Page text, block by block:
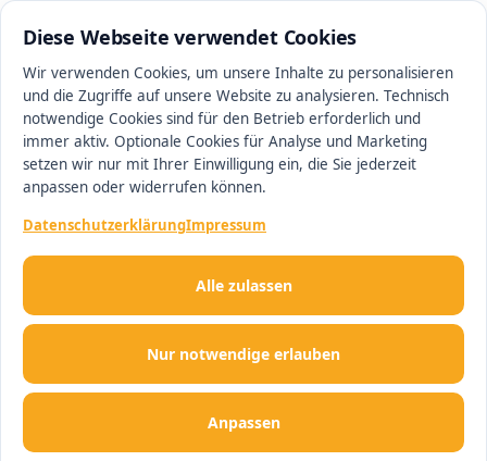
Diese Webseite verwendet Cookies
Wir verwenden Cookies, um unsere Inhalte zu personalisieren
und die Zugriffe auf unsere Website zu analysieren. Technisch
notwendige Cookies sind für den Betrieb erforderlich und
immer aktiv. Optionale Cookies für Analyse und Marketing
setzen wir nur mit Ihrer Einwilligung ein, die Sie jederzeit
anpassen oder widerrufen können.
DatenschutzerklärungImpressum
Nur notwendige erlauben
Anpassen
Alle zulassen